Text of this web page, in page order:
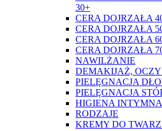
30+
CERA DOJRZAŁA
CERA DOJRZAŁA
CERA DOJRZAŁA
CERA DOJRZAŁA
NAWILŻANIE
DEMAKIJAŻ,
PIELĘGNACJA
PIELĘGNACJA
HIGIENA INTYMNA
RODZAJE
KREMY DO